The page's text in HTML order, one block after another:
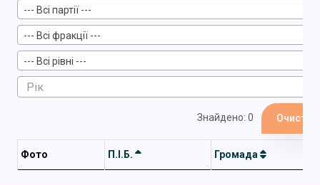
--- Всі партії ---
--- Всі фракції ---
--- Всі рівні ---
Знайдено: 0
Фото П.І.Б. Громада